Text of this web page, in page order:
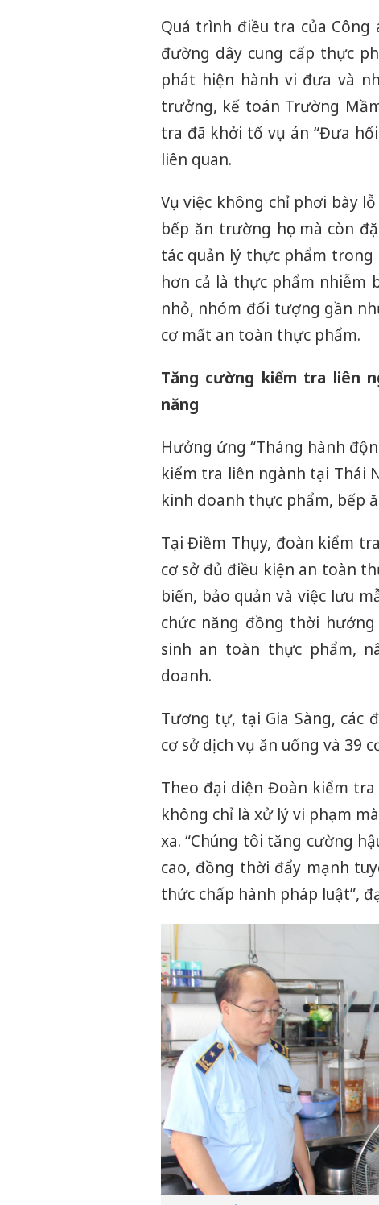
Quá trình điều tra của
đường dây cung cấp thực
phát hiện hành vi đưa và
trưởng, kế toán Trường
tra đã khởi tố vụ án “Đưa
liên quan.
Vụ việc không chỉ phơi bày
bếp ăn trường học mà còn
tác quản lý thực phẩm
hơn cả là thực phẩm nhiễm
nhỏ, nhóm đối tượng gần
cơ mất an toàn thực phẩm.
Tăng cường kiểm tra liên
năng
Hưởng ứng “Tháng hành
kiểm tra liên ngành tại Thái
kinh doanh thực phẩm, bếp
Tại Điềm Thụy, đoàn kiểm
cơ sở đủ điều kiện an toàn
biến, bảo quản và việc lưu
chức năng đồng thời
sinh an toàn thực phẩm,
doanh.
Tương tự, tại Gia Sàng, các
cơ sở dịch vụ ăn uống và 39
Theo đại diện Đoàn kiểm
không chỉ là xử lý vi phạm
xa. “Chúng tôi tăng cường
cao, đồng thời đẩy mạnh
thức chấp hành pháp luật”,